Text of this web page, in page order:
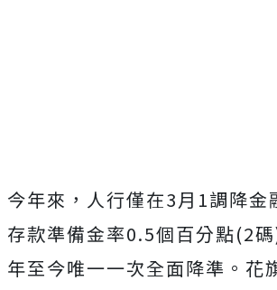
今年來，人行僅在3月1調降金
存款準備金率0.5個百分點(2
年至今唯一一次全面降準。花